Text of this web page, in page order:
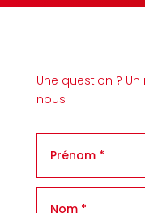
Une question ?
nous !